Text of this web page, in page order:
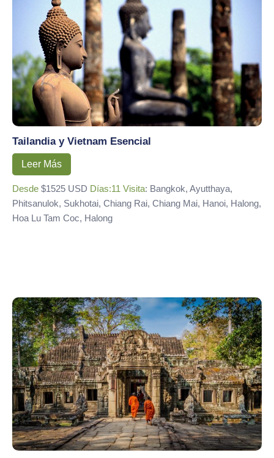
Tailandia y Vietnam Esencial
Leer Más
Desde $1525 USD Días:11 Visita: Bangkok, Ayutthaya,
Phitsanulok, Sukhotai, Chiang Rai, Chiang Mai, Hanoi, Halong,
Hoa Lu Tam Coc, Halong